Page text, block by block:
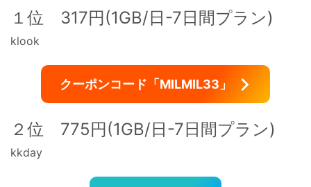
１位 317円(1GB/日-7日間プラン)
klook
クーポンコード「MILMIL33」
２位 775円(1GB/日-7日間プラン)
kkday